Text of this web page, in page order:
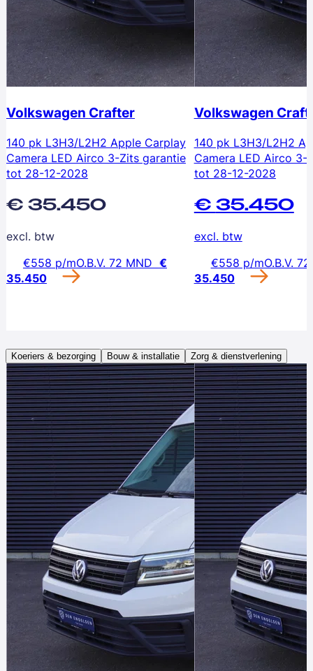
Volkswagen Crafter
140 pk L3H3/L2H2 Apple Carplay
Camera LED Airco 3-Zits garantie
tot 28-12-2028
€ 35.450
excl. btw
€558 p/mO.B.V. 72 MND €
35.450
Volkswagen
140 pk L3H3/L2H2
Camera LED Airco 3-
tot 28-12-2028
€ 35.450
excl. btw
€558 p/mO.B.V. 72
35.450
Koeriers & bezorging Bouw & installatie Zorg & dienstverlening